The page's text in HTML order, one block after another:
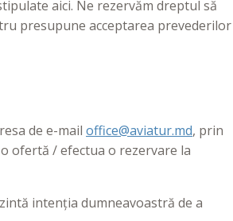
aici. Ne rezervăm dreptul să
presupune acceptarea prevederilor
de e-mail office@aviatur.md, prin
ofertă / efectua o rezervare la
intenția dumneavoastră de a